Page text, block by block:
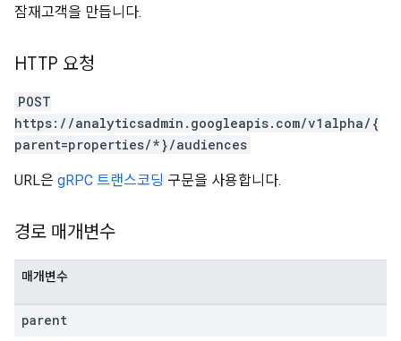
잠재고객을 만듭니다.
HTTP 요청
POST
https://analyticsadmin.googleapis.com/v1alpha/{
parent=properties/*}/audiences
URL은 gRPC 트랜스코딩 구문을 사용합니다.
경로 매개변수
매개변수
parent